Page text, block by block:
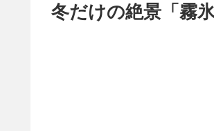
冬だけの絶景「霧